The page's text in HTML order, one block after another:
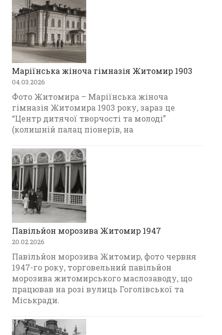
Маріїнська жіноча гімназія Житомир 1903
04.03.2026
Фото Житомира – Маріїнська жіноча
гімназія Житомира 1903 року, зараз це
“Центр дитячої творчості та молоді”
(колишній палац піонерів, на
Павільйон морозива Житомир 1947
20.02.2026
Павільйон морозива Житомир, фото червня
1947-го року, торговельний павільйон
морозива житомирського маслозаводу, що
працював на розі вулиць Гоголівської та
Міськради.